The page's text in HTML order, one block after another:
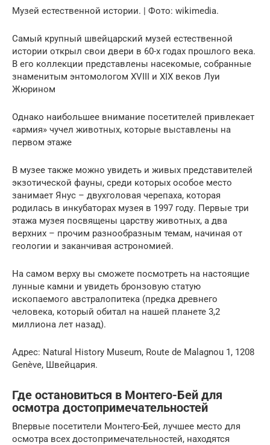
Музей естественной истории. | Фото: wikimedia.
Самый крупный швейцарский музей естественной
истории открыл свои двери в 60-х годах прошлого века.
В его коллекции представлены насекомые, собранные
знаменитым энтомологом XVIII и XIX веков Луи
Жюрином
Однако наибольшее внимание посетителей привлекает
«армия» чучел животных, которые выставлены на
первом этаже
В музее также можно увидеть и живых представителей
экзотической фауны, среди которых особое место
занимает Янус – двухголовая черепаха, которая
родилась в инкубаторах музея в 1997 году. Первые три
этажа музея посвящены царству животных, а два
верхних – прочим разнообразным темам, начиная от
геологии и заканчивая астрономией.
На самом верху вы сможете посмотреть на настоящие
лунные камни и увидеть бронзовую статую
ископаемого австралопитека (предка древнего
человека, который обитал на нашей планете 3,2
миллиона лет назад).
Адрес: Natural History Museum, Route de Malagnou 1, 1208
Genève, Швейцария.
Где остановиться в Монтего-Бей для
осмотра достопримечательностей
Впервые посетители Монтего-Бей, лучшее место для
осмотра всех достопримечательностей, находятся